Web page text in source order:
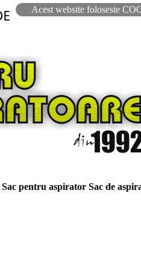
Acest website foloseste
Sac pentru aspirator Sac de